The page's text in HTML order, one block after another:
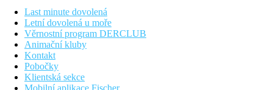
Autobusová stanice
600 m
Centrum města
700 m
Jezero
Last minute dovolená
Letní dovolená u moře
Věrnostní program DERCLUB
Animační kluby
Kontakt
Pobočky
Klientská sekce
Mobilní aplikace Fischer